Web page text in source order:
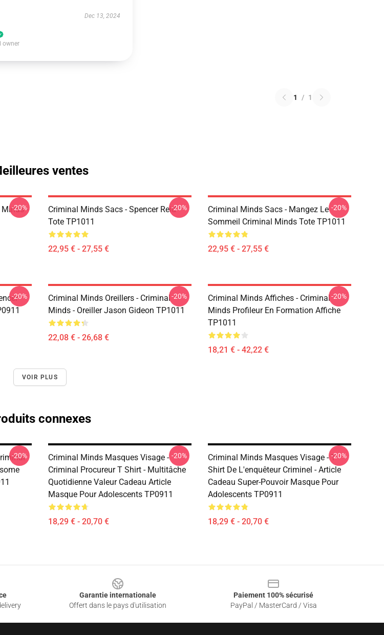
Dec 13, 2024
owner
1 / 1
ventes
-
-20%
Criminal Minds Sacs - Spencer Reid
Tote TP1011
22,95 € - 27,55 €
-20%
Criminal Minds Sacs - Mangez Le
Sommeil Criminal Minds Tote TP1011
22,95 € - 27,55 €
-20%
-20%
Criminal Minds Oreillers - Criminal
Minds - Oreiller Jason Gideon TP1011
22,08 € - 26,68 €
-20%
Criminal Minds Affiches - Criminal
Minds Profileur En Formation Affiche
TP1011
18,21 € - 42,22 €
-20%
VOIR PLUS
connexes
-20%
Criminal Minds Masques Visage -
Criminal Procureur T Shirt - Multitâche
Quotidienne Valeur Cadeau Article
Masque Pour Adolescents TP0911
18,29 € - 20,70 €
-20%
Criminal Minds Masques Visage - T-
Shirt De L'enquêteur Criminel - Article
Cadeau Super-Pouvoir Masque Pour
Adolescents TP0911
18,29 € - 20,70 €
-20%
Garantie internationale
Offert dans le pays d'utilisation
Paiement 100% sécurisé
PayPal / MasterCard / Visa